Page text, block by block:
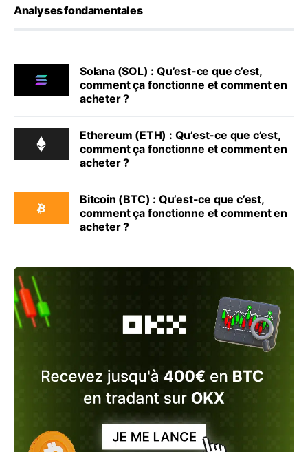
Analyses fondamentales
Solana (SOL) : Qu’est-ce que c’est,
comment ça fonctionne et comment en
acheter ?
Ethereum (ETH) : Qu’est-ce que c’est,
comment ça fonctionne et comment en
acheter ?
Bitcoin (BTC) : Qu’est-ce que c’est,
comment ça fonctionne et comment en
acheter ?